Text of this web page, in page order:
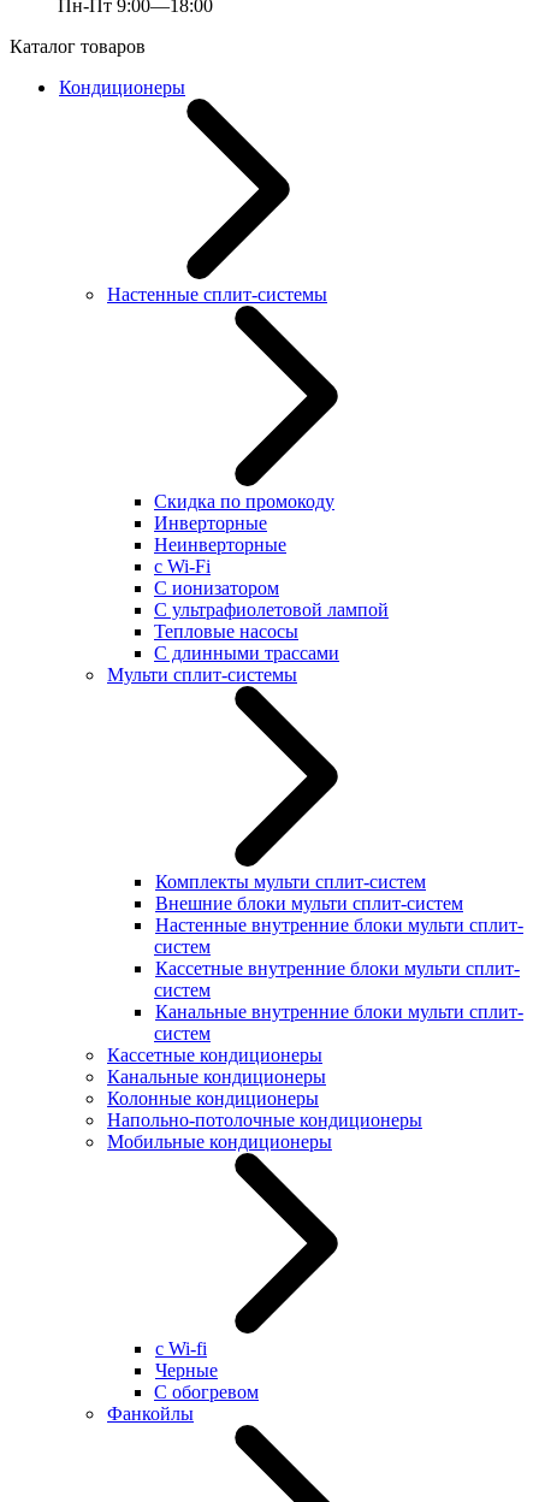
Пн-Пт 9:00—18:00
Каталог товаров
Кондиционеры
Настенные сплит-системы
Скидка по промокоду
Инверторные
Неинверторные
с Wi-Fi
С ионизатором
С ультрафиолетовой лампой
Тепловые насосы
С длинными трассами
Мульти сплит-системы
Комплекты мульти сплит-систем
Внешние блоки мульти сплит-систем
Настенные внутренние блоки мульти сплит-
систем
Кассетные внутренние блоки мульти сплит-
систем
Канальные внутренние блоки мульти сплит-
систем
Кассетные кондиционеры
Канальные кондиционеры
Колонные кондиционеры
Напольно-потолочные кондиционеры
Мобильные кондиционеры
с Wi-fi
Черные
С обогревом
Фанкойлы